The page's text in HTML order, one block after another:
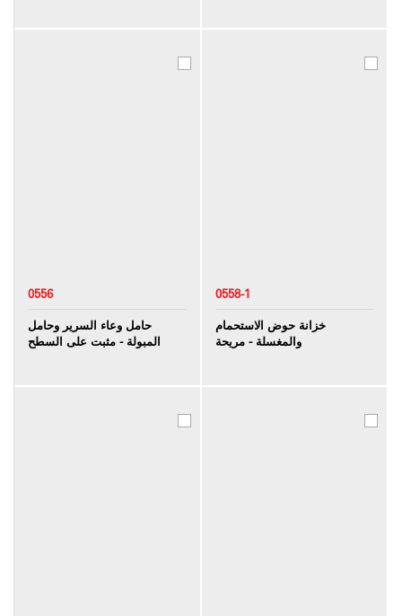
0556
حامل وعاء السرير وحامل
المبولة - مثبت على السطح
0558-1
خزانة حوض الاستحمام
والمغسلة - مريحة